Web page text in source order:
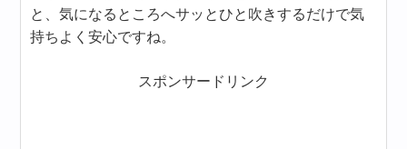
と、気になるところへサッとひと吹きするだけで気
持ちよく安心ですね。
スポンサードリンク